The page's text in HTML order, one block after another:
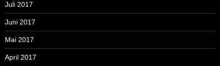
Juli 2017
Juni 2017
Mai 2017
April 2017